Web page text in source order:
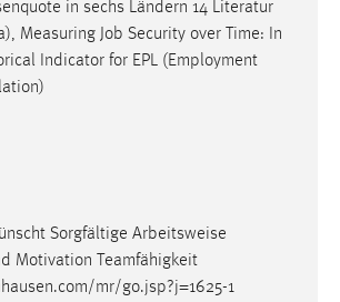
in sechs Ländern 14 Literatur
Measuring Job Security over Time: In
Indicator for EPL (Employment
Sorgfältige Arbeitsweise
Motivation Teamfähigkeit
mr/go.jsp?j=1625-1